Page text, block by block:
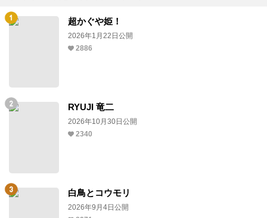
超かぐや姫！
2026年1月22日公開
2886
RYUJI 竜二
2026年10月30日公開
2340
白鳥とコウモリ
2026年9月4日公開